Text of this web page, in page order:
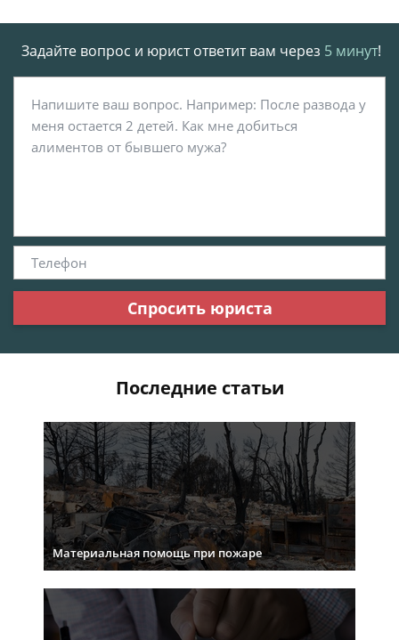
Задайте вопрос и юрист ответит вам через 5 минут!
Спросить юриста
Последние статьи
Материальная помощь при пожаре